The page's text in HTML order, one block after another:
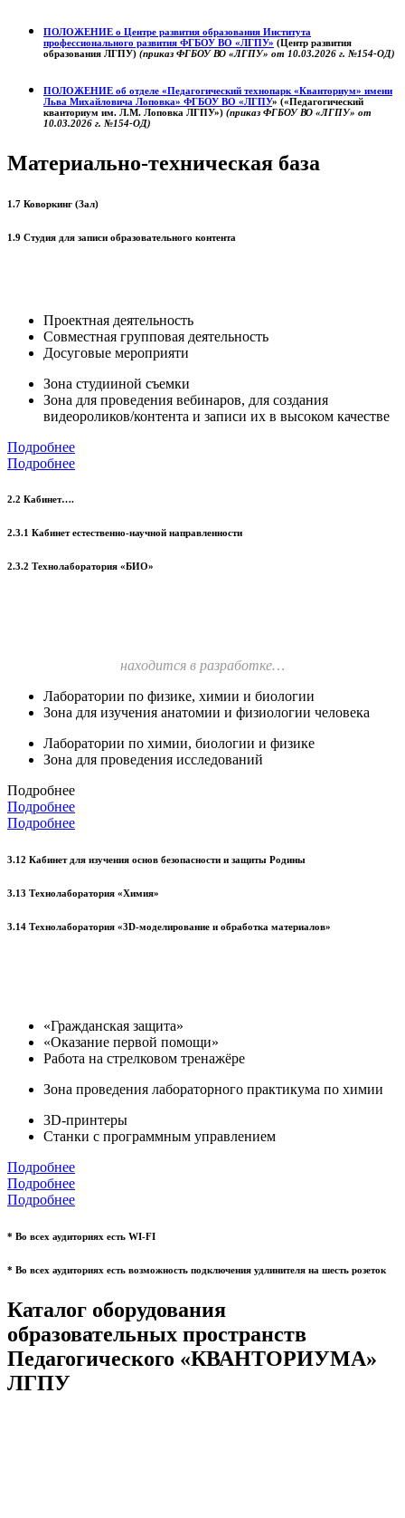
ПОЛОЖЕНИЕ о Центре развития образования Института
профессионального развития ФГБОУ ВО «ЛГПУ» (Центр развития
образования ЛГПУ) (приказ ФГБОУ ВО «ЛГПУ» от 10.03.2026 г. №154-ОД)
ПОЛОЖЕНИЕ об отделе «Педагогический технопарк «Кванториум» имени
Льва Михайловича Лоповка» ФГБОУ ВО «ЛГПУ» («Педагогический
кванториум им. Л.М. Лоповка ЛГПУ») (приказ ФГБОУ ВО «ЛГПУ» от
10.03.2026 г. №154-ОД)
Материально-техническая база
1.7 Коворкинг (Зал)
1.9 Студия для записи образовательного контента
Проектная деятельность
Совместная групповая деятельность
Досуговые мероприяти
Зона студииной съемки
Зона для проведения вебинаров, для создания
видеороликов/контента и записи их в высоком качестве
Подробнее
Подробнее
2.2 Кабинет….
2.3.1 Кабинет естественно-научной направленности
2.3.2 Технолаборатория «БИО»
находится в разработке…
Лаборатории по физике, химии и биологии
Зона для изучения анатомии и физиологии человека
Лаборатории по химии, биологии и физике
Зона для проведения исследований
Подробнее
Подробнее
Подробнее
3.12 Кабинет для изучения основ безопасности и защиты Родины
3.13 Технолаборатория «Химия»
3.14 Технолаборатория «3D-моделирование и обработка материалов»
«Гражданская защита»
«Оказание первой помощи»
Работа на стрелковом тренажёре
Зона проведения лабораторного практикума по химии
3D-принтеры
Станки с программным управлением
Подробнее
Подробнее
Подробнее
* Во всех аудиториях есть WI-FI
* Во всех аудиториях есть возможность подключения удлинителя на шесть розеток
Каталог оборудования
образовательных пространств
Педагогического «КВАНТОРИУМА»
ЛГПУ